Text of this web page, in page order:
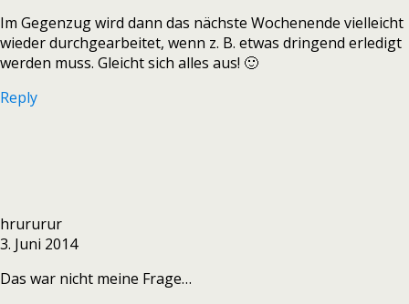
Im Gegenzug wird dann das nächste Wochenende vielleicht
wieder durchgearbeitet, wenn z. B. etwas dringend erledigt
werden muss. Gleicht sich alles aus! 🙂
Reply
hrururur
3. Juni 2014
Das war nicht meine Frage…